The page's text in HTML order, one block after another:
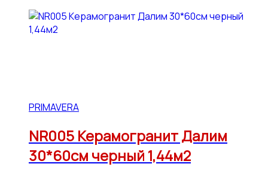
PRIMAVERA
NR005 Керамогранит Далим
30*60см черный 1,44м2